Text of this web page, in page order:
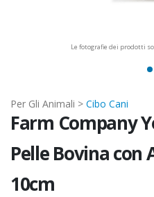
Le fotografie dei prodotti
Per Gli Animali > Cibo Cani
Farm Company
Pelle Bovina con
10cm